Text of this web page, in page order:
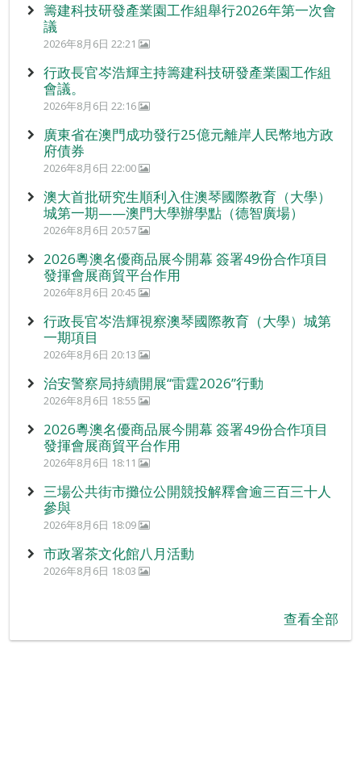
籌建科技研發產業園工作組舉行2026年第一次會
議
2026年8月6日 22:21
行政長官岑浩輝主持籌建科技研發產業園工作組
會議。
2026年8月6日 22:16
廣東省在澳門成功發行25億元離岸人民幣地方政
府債券
2026年8月6日 22:00
澳大首批研究生順利入住澳琴國際教育（大學）
城第一期——澳門大學辦學點（德智廣場）
2026年8月6日 20:57
2026粵澳名優商品展今開幕 簽署49份合作項目
發揮會展商貿平台作用
2026年8月6日 20:45
行政長官岑浩輝視察澳琴國際教育（大學）城第
一期項目
2026年8月6日 20:13
治安警察局持續開展“雷霆2026”行動
2026年8月6日 18:55
2026粵澳名優商品展今開幕 簽署49份合作項目
發揮會展商貿平台作用
2026年8月6日 18:11
三場公共街市攤位公開競投解釋會逾三百三十人
參與
2026年8月6日 18:09
市政署茶文化館八月活動
2026年8月6日 18:03
查看全部